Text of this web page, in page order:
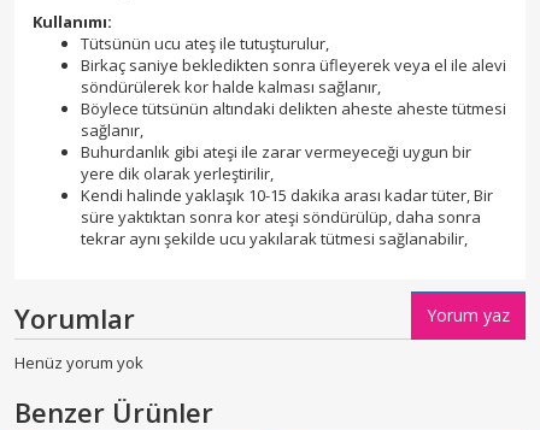
Kullanımı:
Tütsünün ucu ateş ile tutuşturulur,
Birkaç saniye bekledikten sonra üfleyerek veya el ile alevi
söndürülerek kor halde kalması sağlanır,
Böylece tütsünün altındaki delikten aheste aheste tütmesi
sağlanır,
Buhurdanlık gibi ateşi ile zarar vermeyeceği uygun bir
yere dik olarak yerleştirilir,
Kendi halinde yaklaşık 10-15 dakika arası kadar tüter, Bir
süre yaktıktan sonra kor ateşi söndürülüp, daha sonra
tekrar aynı şekilde ucu yakılarak tütmesi sağlanabilir,
Yorumlar Yorum yaz
Henüz yorum yok
Benzer Ürünler